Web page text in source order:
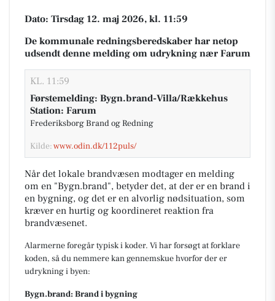
Dato: Tirsdag 12. maj 2026, kl. 11:59
De kommunale redningsberedskaber har netop
udsendt denne melding om udrykning nær Farum
KL. 11:59
Førstemelding: Bygn.brand-Villa/Rækkehus
Station: Farum
Frederiksborg Brand og Redning
Kilde:www.odin.dk/112puls/
Når det lokale brandvæsen modtager en melding
om en "Bygn.brand", betyder det, at der er en brand i
en bygning, og det er en alvorlig nødsituation, som
kræver en hurtig og koordineret reaktion fra
brandvæsenet.
Alarmerne foregår typisk i koder. Vi har forsøgt at forklare
koden, så du nemmere kan gennemskue hvorfor der er
udrykning i byen:
Bygn.brand: Brand i bygning